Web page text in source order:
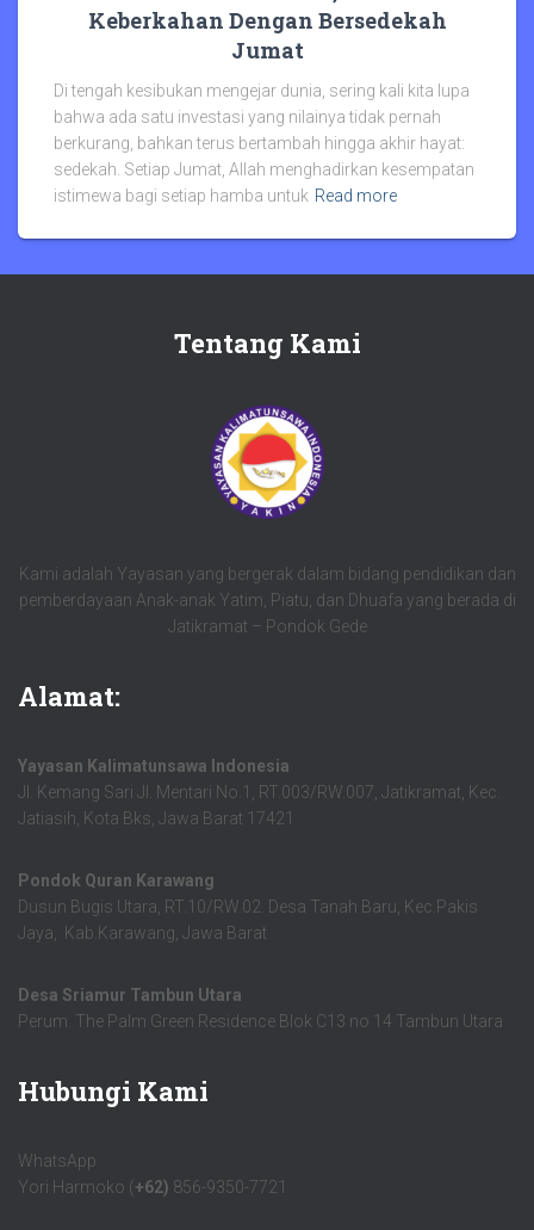
Keberkahan Dengan Bersedekah
Jumat
Di tengah kesibukan mengejar dunia, sering kali kita lupa
bahwa ada satu investasi yang nilainya tidak pernah
berkurang, bahkan terus bertambah hingga akhir hayat:
sedekah. Setiap Jumat, Allah menghadirkan kesempatan
istimewa bagi setiap hamba untuk Read more
Tentang Kami
Kami adalah Yayasan yang bergerak dalam bidang pendidikan dan
pemberdayaan Anak-anak Yatim, Piatu, dan Dhuafa yang berada di
Jatikramat – Pondok Gede
Alamat:
Yayasan Kalimatunsawa Indonesia
Jl. Kemang Sari Jl. Mentari No.1, RT.003/RW.007, Jatikramat, Kec.
Jatiasih, Kota Bks, Jawa Barat 17421
Pondok Quran Karawang
Dusun Bugis Utara, RT.10/RW.02. Desa Tanah Baru, Kec.Pakis
Jaya, Kab.Karawang, Jawa Barat
Desa Sriamur Tambun Utara
Perum. The Palm Green Residence Blok C13 no 14 Tambun Utara
Hubungi Kami
WhatsApp
Yori Harmoko (+62) 856-9350-7721